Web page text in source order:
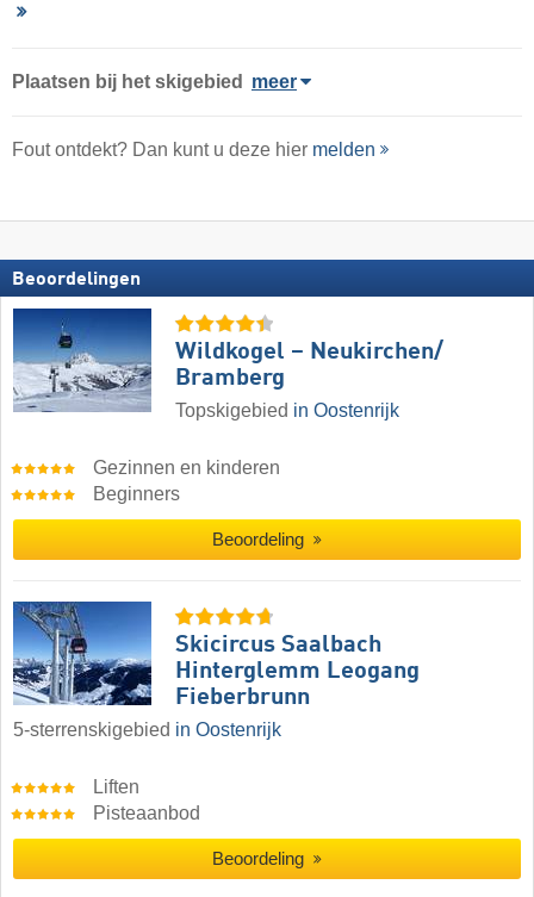
Plaatsen bij het skigebied meer
Fout ontdekt? Dan kunt u deze hier melden
Beoordelingen
Wildkogel – Neukirchen/​
Bramberg
Topskigebied in Oostenrijk
Gezinnen en kinderen
Beginners
Beoordeling
Skicircus Saalbach
Hinterglemm Leogang
Fieberbrunn
5-sterrenskigebied in Oostenrijk
Liften
Pisteaanbod
Beoordeling